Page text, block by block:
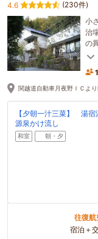
4.6
(230件)
小
治
の
較
関越道自動車月夜野ＩＣよ
【夕朝一汁三菜】
源泉かけ流し
和室 朝・夕
往復航
宿泊＋